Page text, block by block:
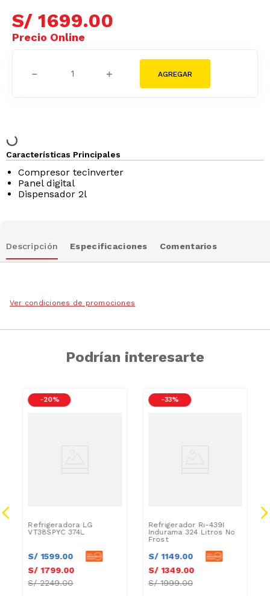
S/ 1699.00
＋
－
Características Principales
Compresor tecinverter
Panel digital
Dispensador 2l
Descripción Especificaciones Comentarios
Ver condiciones de promociones
Podrían interesarte
-20 %
Refrigeradora LG
VT38SPYC 374L
S/ 1599.00
S/ 1799.00
S/2249.00
-33 %
Refrigerador Ri-439I
Indurama 324 Litros No
Frost
S/ 1149.00
S/ 1349.00
S/1999.00